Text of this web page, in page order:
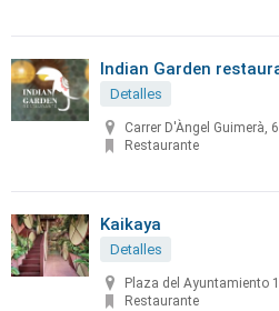
Indian Garden
Detalles
Carrer D'Àngel Guimerà,
Restaurante
Kaikaya
Detalles
Plaza del Ayuntamiento
Restaurante